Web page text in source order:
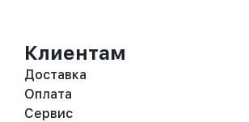
Клиентам
Доставка
Оплата
Сервис